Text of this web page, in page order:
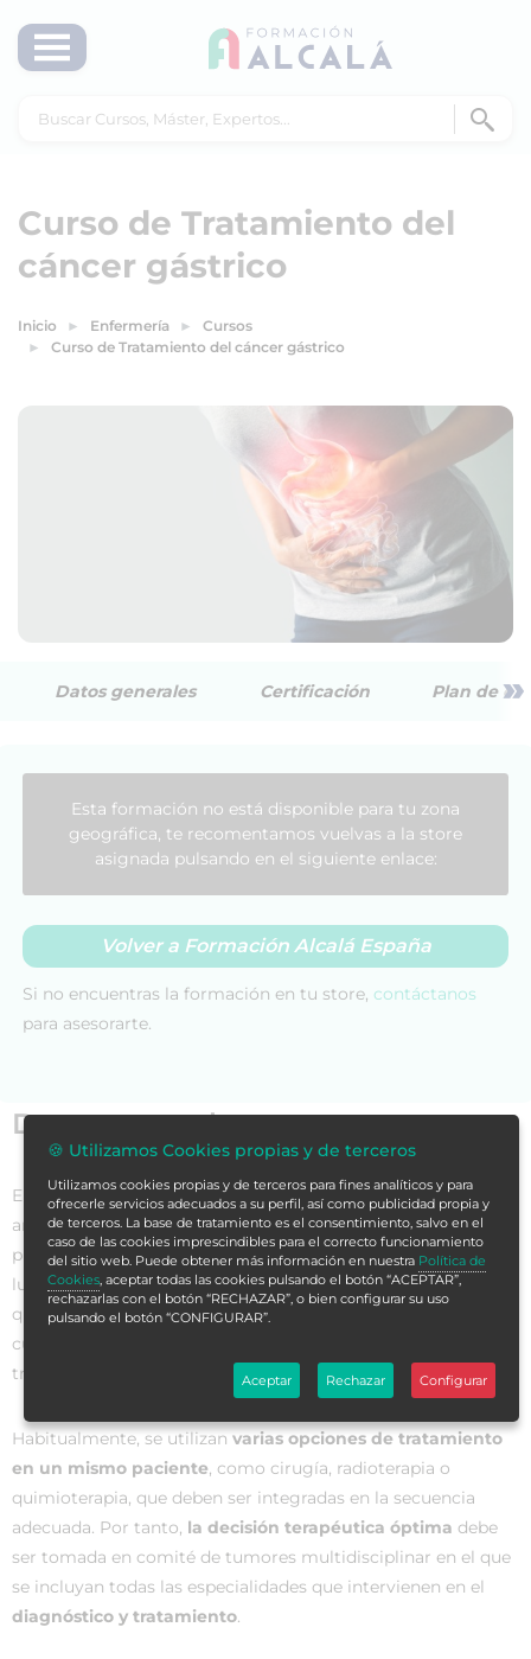
Curso de Tratamiento del
cáncer gástrico
Inicio Enfermería
Cursos
Curso de Tratamiento del cáncer gástrico
Datos generales Certificación Plan de »
Datos generales
El cáncer de estómago, o cáncer gástrico, es el crecimiento
anormal de las células que comienza en el estómago y
puedeatacar cualquier parte del estómago. De hecho, el
lugar del estómago donde se presenta es uno de los factores
que tienen en cuenta los médicos a la hora de determinar
cuáles son
tratamiento del cáncer gástricoes multimodal
Habitualmente, se utilizan varias opciones de tratamiento
en un mismo paciente, como cirugía, radioterapia o
quimioterapia, que deben ser integradas en la secuencia
adecuada. Por tanto, la decisión terapéutica óptima debe
ser tomada en comité de tumores multidisciplinar en el que
se incluyan todas las especialidades que intervienen en el
diagnóstico y tratamiento.
Esta formación no está disponible para tu zona
geográfica, te recomentamos vuelvas a la store
asignada pulsando en el siguiente enlace:
Volver a Formación Alcalá España
Si no encuentras la formación en tu store, contáctanos
para asesorarte.
🍪 Utilizamos Cookies propias y de terceros
Utilizamos cookies propias y de terceros para fines analíticos y para
ofrecerle servicios adecuados a su perfil, así como publicidad propia y
de terceros. La base de tratamiento es el consentimiento, salvo en el
caso de las cookies imprescindibles para el correcto funcionamiento
del sitio web. Puede obtener más información en nuestra Política de
Cookies, aceptar todas las cookies pulsando el botón “ACEPTAR”,
rechazarlas con el botón “RECHAZAR”, o bien configurar su uso
pulsando el botón “CONFIGURAR”.
Aceptar Rechazar Configurar